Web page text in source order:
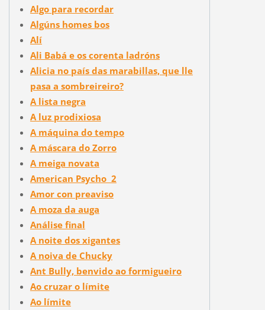
Algo para recordar
Algúns homes bos
Alí
Ali Babá e os corenta ladróns
Alicia no país das marabillas, que lle
pasa a sombreireiro?
A lista negra
A luz prodixiosa
A máquina do tempo
A máscara do Zorro
A meiga novata
American Psycho 2
Amor con preaviso
A moza da auga
Análise final
A noite dos xigantes
A noiva de Chucky
Ant Bully, benvido ao formigueiro
Ao cruzar o límite
Ao límite